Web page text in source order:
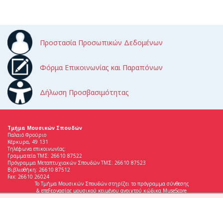
Προστασία Προσωπικών Δεδομένων
Φόρμα Επικοινωνίας και Παραπόνων
Δήλωση Προσβασιμότητας
Τμήμα Μουσικών Σπουδών
Παλαιό Φρούριο
Κέρκυρα, 49 131
Τηλέφωνα επικοινωνίας:
Γραμματεία ΤΜΣ: 26610 87522
Πρόγραμμα Μεταπτυχιακών Σπουδών ΤΜΣ: 26610 87523
Βιβλιοθήκη: 26610 87512
Fax: 26610 26024
Το Τμήμα Μουσικών Σπουδών στηρίζει το πρόγραμμα σύνθεσης
& επεξεργασίας μουσικού κειμένου ανοιχτού κώδικα MuseScore